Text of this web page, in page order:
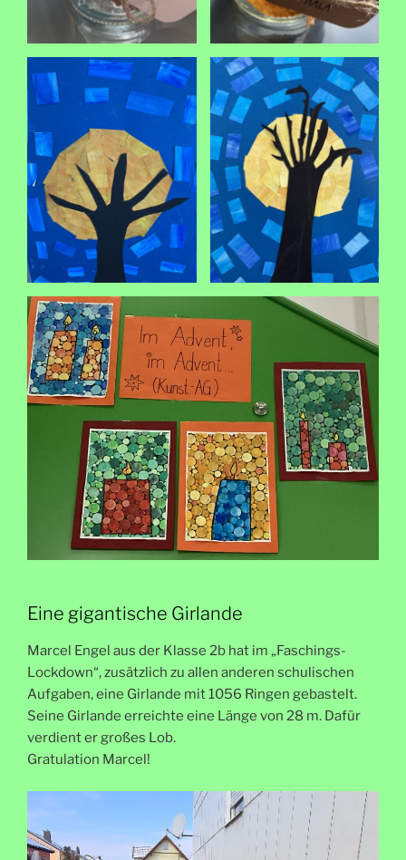
Eine gigantische Girlande
Marcel Engel aus der Klasse 2b hat im „Faschings-
Lockdown“, zusätzlich zu allen anderen schulischen
Aufgaben, eine Girlande mit 1056 Ringen gebastelt.
Seine Girlande erreichte eine Länge von 28 m. Dafür
verdient er großes Lob.
Gratulation Marcel!